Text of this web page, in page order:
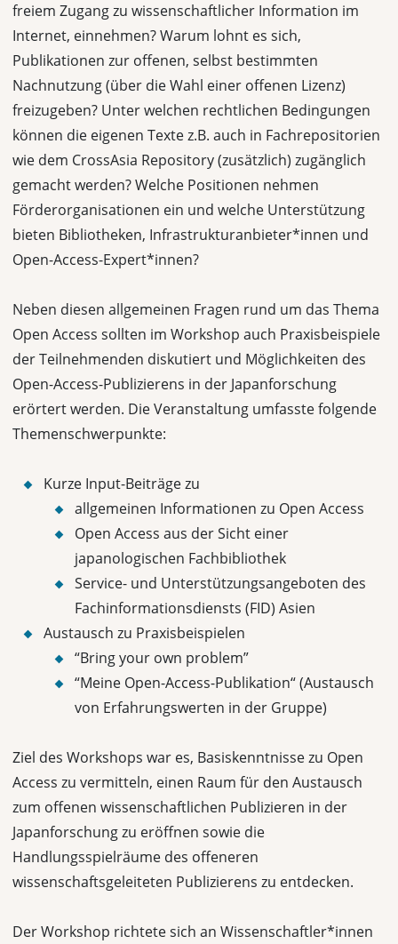
freiem Zugang zu wissenschaftlicher Information im
Internet, einnehmen? Warum lohnt es sich,
Publikationen zur offenen, selbst bestimmten
Nachnutzung (über die Wahl einer offenen Lizenz)
freizugeben? Unter welchen rechtlichen Bedingungen
können die eigenen Texte z.B. auch in Fachrepositorien
wie dem CrossAsia Repository (zusätzlich) zugänglich
gemacht werden? Welche Positionen nehmen
Förderorganisationen ein und welche Unterstützung
bieten Bibliotheken, Infrastrukturanbieter*innen und
Open-Access-Expert*innen?
Neben diesen allgemeinen Fragen rund um das Thema
Open Access sollten im Workshop auch Praxisbeispiele
der Teilnehmenden diskutiert und Möglichkeiten des
Open-Access-Publizierens in der Japanforschung
erörtert werden. Die Veranstaltung umfasste folgende
Themenschwerpunkte:
Kurze Input-Beiträge zu
allgemeinen Informationen zu Open Access
Open Access aus der Sicht einer
japanologischen Fachbibliothek
Service- und Unterstützungsangeboten des
Fachinformationsdiensts (FID) Asien
Austausch zu Praxisbeispielen
“Bring your own problem”
“Meine Open-Access-Publikation“ (Austausch
von Erfahrungswerten in der Gruppe)
Ziel des Workshops war es, Basiskenntnisse zu Open
Access zu vermitteln, einen Raum für den Austausch
zum offenen wissenschaftlichen Publizieren in der
Japanforschung zu eröffnen sowie die
Handlungsspielräume des offeneren
wissenschaftsgeleiteten Publizierens zu entdecken.
Der Workshop richtete sich an Wissenschaftler*innen